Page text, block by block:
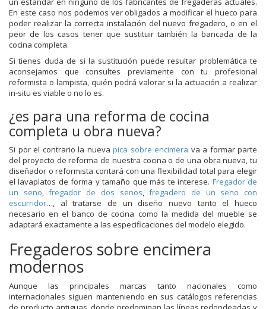
En este caso nos podemos ver obligados a modificar el hueco para
poder realizar la correcta instalación del nuevo fregadero, o en el
peor de los casos tener que sustituir también la bancada de la
cocina completa.
Si tienes duda de si la sustitución puede resultar problemática te
aconsejamos que consultes previamente con tu profesional
reformista o lampista, quién podrá valorar si la actuación a realizar
in-situ es viable o no lo es.
¿es para una reforma de cocina
completa u obra nueva?
Si por el contrario la nueva pica sobre encimera va a formar parte
del proyecto de reforma de nuestra cocina o de una obra nueva, tu
diseñador o reformista contará con una flexibilidad total para elegir
el lavaplatos de forma y tamaño que más te interese. Fregador de
un seno,fregador de dos senos,fregadero de un seno con
escurridor…, al tratarse de un diseño nuevo tanto el hueco
necesario en el banco de cocina como la medida del mueble se
adaptará exactamente a las especificaciones del modelo elegido.
Fregaderos sobre encimera
modernos
Aunque las principales marcas tanto nacionales como
internacionales siguen manteniendo en sus catálogos referencias